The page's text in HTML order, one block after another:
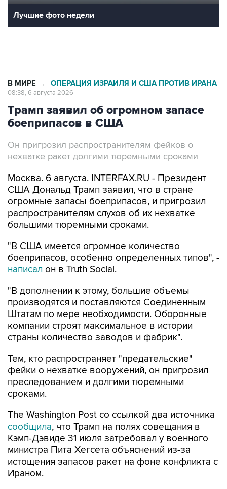
Лучшие фото недели
В МИРЕ → ОПЕРАЦИЯ ИЗРАИЛЯ И США ПРОТИВ ИРАНА
08:38, 6 августа 2026
Трамп заявил об огромном запасе
боеприпасов в США
Он пригрозил распространителям фейков о
нехватке ракет долгими тюремными сроками
Москва. 6 августа. INTERFAX.RU - Президент
США Дональд Трамп заявил, что в стране
огромные запасы боеприпасов, и пригрозил
распространителям слухов об их нехватке
большими тюремными сроками.
"В США имеется огромное количество
боеприпасов, особенно определенных типов", -
написал он в Truth Social.
"В дополнении к этому, большие объемы
производятся и поставляются Соединенным
Штатам по мере необходимости. Оборонные
компании строят максимальное в истории
страны количество заводов и фабрик".
Тем, кто распространяет "предательские"
фейки о нехватке вооружений, он пригрозил
преследованием и долгими тюремными
сроками.
The Washington Post со ссылкой два источника
сообщила, что Трамп на полях совещания в
Кэмп-Дэвиде 31 июля затребовал у военного
министра Пита Хегсета объяснений из-за
истощения запасов ракет на фоне конфликта с
Ираном.